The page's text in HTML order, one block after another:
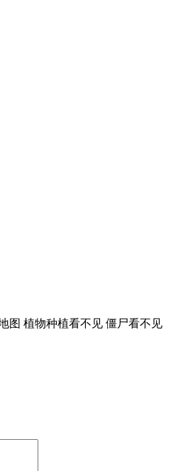
图 植物种植看不见 僵尸看不见